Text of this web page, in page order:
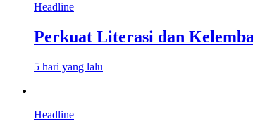
Headline
Perkuat Literasi dan
5 hari yang lalu
Headline